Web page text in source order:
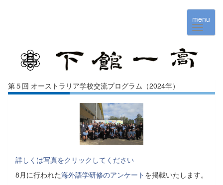
menu
第５回 オーストラリア学校交流プログラム（2024年）
詳しくは写真をクリックしてください
8月に行われた海外語学研修のアンケート を掲載いたします。